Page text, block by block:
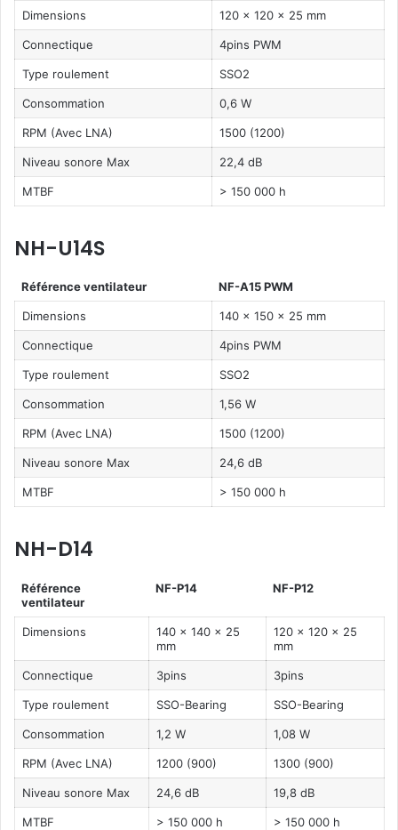
Dimensions 120 x 120 x 25 mm
Connectique 4pins PWM
Type roulement SSO2
Consommation 0,6 W
RPM (Avec LNA) 1500 (1200)
Niveau sonore Max 22,4 dB
MTBF > 150 000 h
NH-U14S
Référence ventilateur NF-A15 PWM
Dimensions 140 x 150 x 25 mm
Connectique 4pins PWM
Type roulement SSO2
Consommation 1,56 W
RPM (Avec LNA) 1500 (1200)
Niveau sonore Max 24,6 dB
MTBF > 150 000 h
NH-D14
Référence
ventilateur
NF-P14 NF-P12
Dimensions
140 x 140 x 25
mm
120 x 120 x 25
mm
Connectique 3pins 3pins
Type roulement SSO-Bearing SSO-Bearing
Consommation 1,2 W 1,08 W
RPM (Avec LNA) 1200 (900) 1300 (900)
Niveau sonore Max 24,6 dB 19,8 dB
MTBF > 150 000 h > 150 000 h